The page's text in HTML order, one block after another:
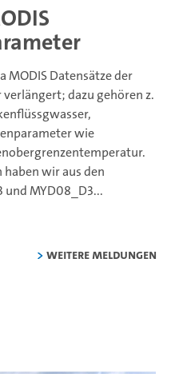
MODIS Datensätze der
dazu gehören z.
wie
haben wir aus den
MYD08_D3...
weitere Meldungen